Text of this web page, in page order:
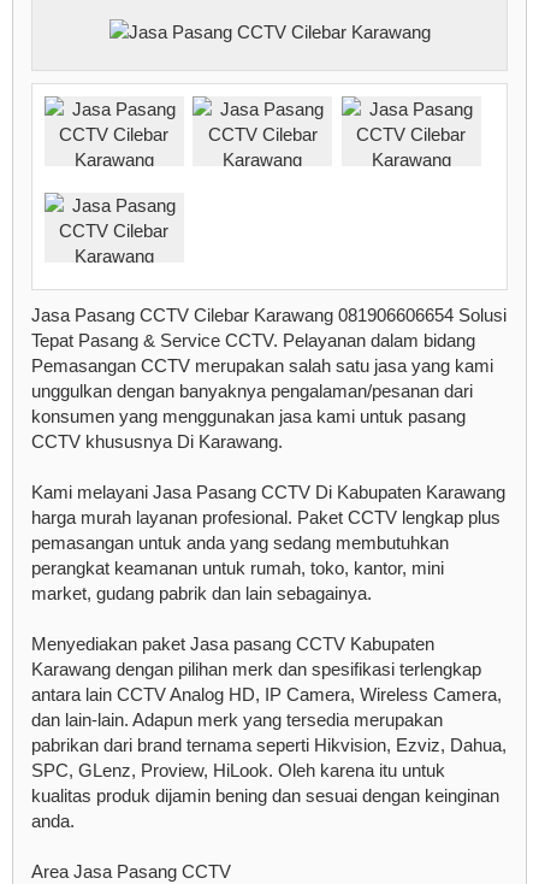
Jasa Pasang CCTV Cilebar Karawang 081906606654 Solusi
Tepat Pasang & Service CCTV. Pelayanan dalam bidang
Pemasangan CCTV merupakan salah satu jasa yang kami
unggulkan dengan banyaknya pengalaman/pesanan dari
konsumen yang menggunakan jasa kami untuk pasang
CCTV khususnya Di Karawang.
Kami melayani Jasa Pasang CCTV Di Kabupaten Karawang
harga murah layanan profesional. Paket CCTV lengkap plus
pemasangan untuk anda yang sedang membutuhkan
perangkat keamanan untuk rumah, toko, kantor, mini
market, gudang pabrik dan lain sebagainya.
Menyediakan paket Jasa pasang CCTV Kabupaten
Karawang dengan pilihan merk dan spesifikasi terlengkap
antara lain CCTV Analog HD, IP Camera, Wireless Camera,
dan lain-lain. Adapun merk yang tersedia merupakan
pabrikan dari brand ternama seperti Hikvision, Ezviz, Dahua,
SPC, GLenz, Proview, HiLook. Oleh karena itu untuk
kualitas produk dijamin bening dan sesuai dengan keinginan
anda.
Area Jasa Pasang CCTV